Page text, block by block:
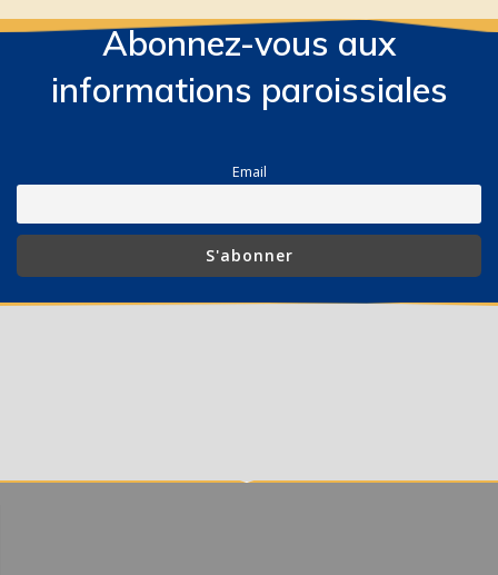
Abonnez-vous aux
informations paroissiales
Email